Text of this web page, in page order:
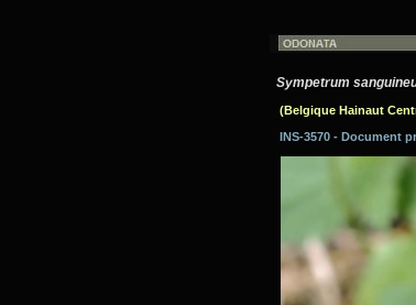
Sympetrum
(Belgique Hainaut
INS-3570 - Document